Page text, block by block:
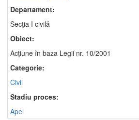
Departament:
Secţia I civilă
Obiect:
Acţiune în baza Legii nr. 10/2001
Categorie:
Civil
Stadiu proces:
Apel